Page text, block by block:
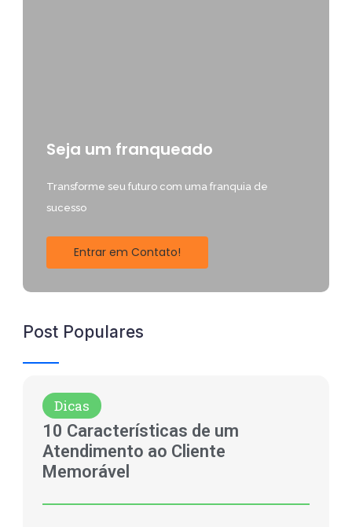
Seja um franqueado
Transforme seu futuro com uma franquia de
sucesso
Entrar em Contato!
Post Populares
Dicas
10 Características de um
Atendimento ao Cliente
Memorável